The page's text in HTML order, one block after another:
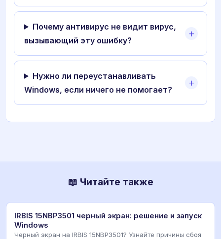
Почему антивирус не видит вирус,
вызывающий эту ошибку?
Нужно ли переустанавливать
Windows, если ничего не помогает?
📖 Читайте также
IRBIS 15NBP3501 черный экран: решение и запуск
Windows
Черный экран на IRBIS 15NBP3501? Узнайте причины сбоя